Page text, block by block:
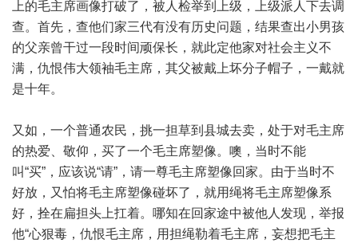
上的毛主席画像打破了，被人检举到上级，上级派人下去调
查。首先，查他们家三代有没有历史问题，结果查出小男孩
的父亲曾干过一段时间顽保长，就此定他家对社会主义不
满，仇恨伟大领袖毛主席，其父被戴上坏分子帽子，一戴就
是十年。
又如，一个普通农民，挑一担草到县城去卖，处于对毛主席
的热爱、敬仰，买了一个毛主席塑像。噢，当时不能
叫“买”，应该说“请”，请一尊毛主席塑像回家。由于当时不
好放，又怕将毛主席塑像碰坏了，就用绳将毛主席塑像系
好，拴在扁担头上扛着。哪知在回家途中被他人发现，举报
他“心狠毒，仇恨毛主席，用担绳勒着毛主席，妄想把毛主